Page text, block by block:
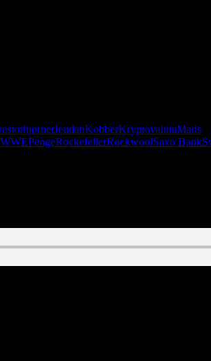
JeudanKobberKryptovalutaMads
PengeRockefellerRockwoolSaxo Bank